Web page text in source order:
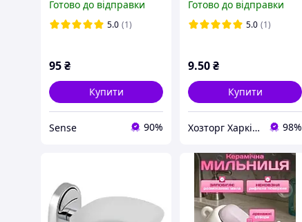
Готово до відправки
5.0 (1)
95₴
Купити
Sense 90%
Готово до відправки
5.0 (1)
9.50₴
Купити
Хозторг Харків 2 - Господарські товари від відчизняних виробників 98%